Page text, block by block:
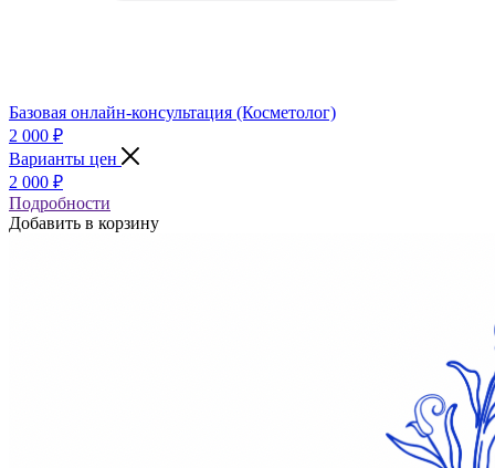
Базовая онлайн-консультация (Косметолог)
2 000 ₽
Варианты цен
2 000 ₽
Подробности
Добавить в корзину